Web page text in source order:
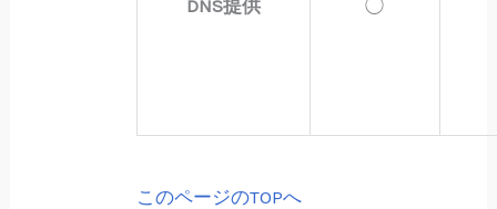
DNS提供 ◯
このページのTOPへ